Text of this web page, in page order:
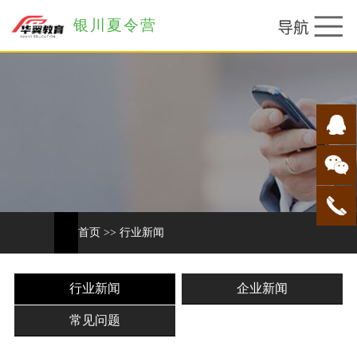
银川夏令营
首页 >> 行业新闻
行业新闻 企业新闻
常见问题